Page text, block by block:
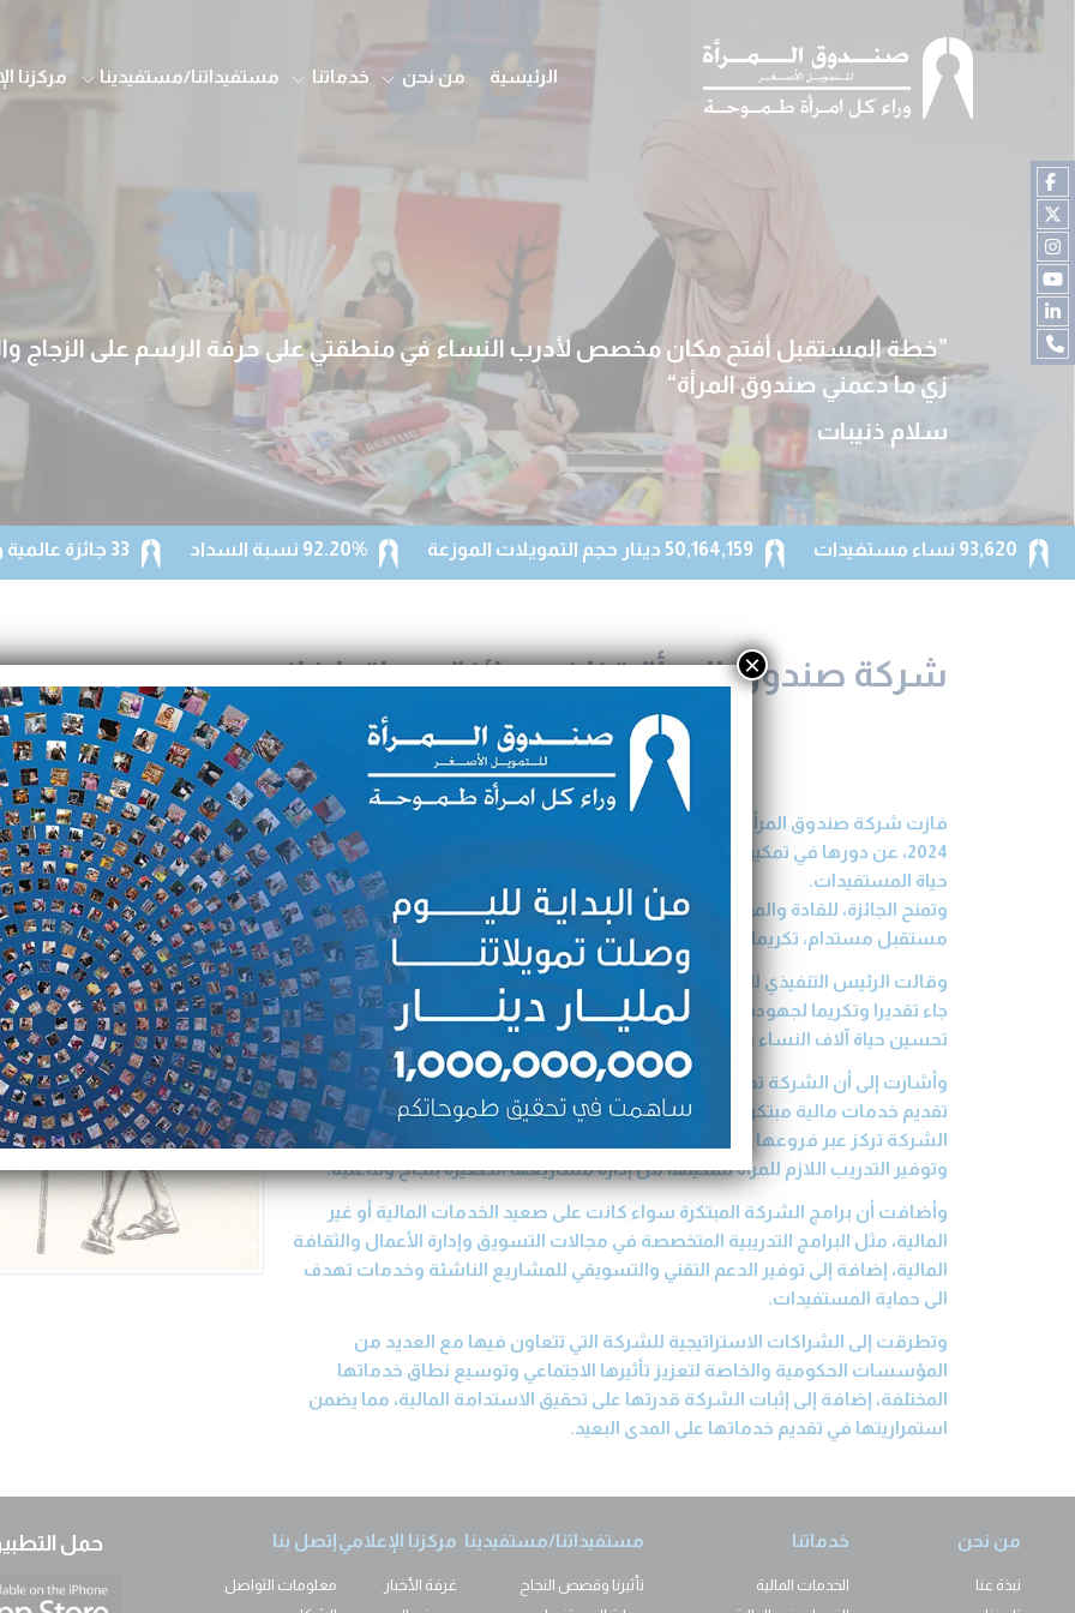
الرئيسية من نحن خدماتنا مستفيداتنا/مستفيدينا مركزنا
خطة المستقبل أفتح مكان مخصص لأدرب النساء في منطقتي على حرفة الرسم على الزجاج
زي ما دعمني صندوق المرأة
سلام ذنيبات
93,620 نساء مستفيدات 50,164,159 دينار حجم التمويلات الموزعة 92.20% نسبة السداد 33 جائزة عالمية ومحلية
شركة صندوق المرأة تظفر بجائزة مهاتما غاندي
فازت شركة صندوق المرأة للتمويل الأصغر، بجائزة “مهاتما غاندي” العالمية لعام
2024، عن دورها في تمكين المرأة اقتصاديا واجتماعيا وإيجاد أثر اجتماعي إيجابي على
حياة المستفيدات.
وتمنح الجائزة، للقادة والمؤسسات من أصحاب الأثر الاجتماعي الرامين للعمل من أجل
مستقبل مستدام، تكريما وتقديرا لأدوارهم في إحداث التغيير الإيجابي للمجتمعات.
وقالت الرئيس التنفيذي للشركة لمى زواتي لـ(بترا)، إن فوز الشركة بالجائزة العالمية
جاء تقديرا وتكريما لجهودها في مجال التمويل الأصغر التي أسهمت بشكل مباشر في
تحسين حياة آلاف النساء وعائلاتهم في الأردن.
وأشارت إلى أن الشركة تحرص منذ تأسيسها عام 1996، كشركة خاصة غير ربحية، على
تقديم خدمات مالية مبتكرة للمرأة في مختلف قرى وأرياف وبوادي المملكة، مؤكدة أن
الشركة تركز عبر فروعها الـ63 المنتشرة في مختلف أرجاء المملكة، على بناء القدرات
وتوفير التدريب اللازم للمرأة لتمكينها من إدارة مشاريعها الصغيرة بنجاح وفاعلية.
وأضافت أن برامج الشركة المبتكرة سواء كانت على صعيد الخدمات المالية أو غير
المالية، مثل البرامج التدريبية المتخصصة في مجالات التسويق وإدارة الأعمال والثقافة
المالية، إضافة إلى توفير الدعم التقني والتسويقي للمشاريع الناشئة وخدمات تهدف
الى حماية المستفيدات.
وتطرقت إلى الشراكات الاستراتيجية للشركة التي تتعاون فيها مع العديد من
المؤسسات الحكومية والخاصة لتعزيز تأثيرها الاجتماعي وتوسيع نطاق خدماتها
المختلفة، إضافة إلى إثبات الشركة قدرتها على تحقيق الاستدامة المالية، مما يضمن
استمراريتها في تقديم خدماتها على المدى البعيد.
من نحن
نبذة عنا
خدماتنا
الخدمات المالية
مستفيداتنا/مستفيدينا
تأثيرنا وقصص النجاح
مركزنا الإعلامي
غرفة الأخبار
إتصل بنا
معلومات التواصل
حمل
×